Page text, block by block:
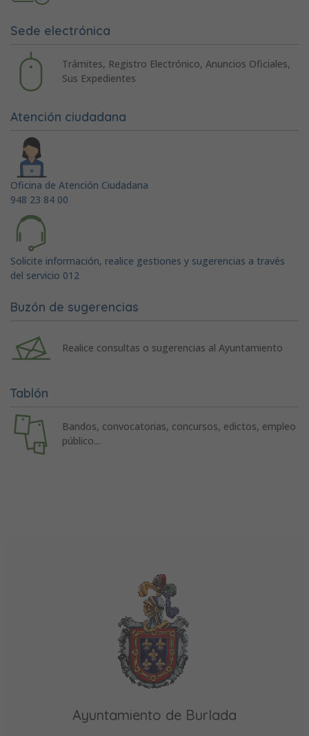
Sede electrónica
Trámites, Registro Electrónico, Anuncios Oficiales,
Sus Expedientes
Atención ciudadana
Oficina de Atención Ciudadana
948 23 84 00
Solicite información, realice gestiones y sugerencias a través
del servicio 012
Buzón de sugerencias
Realice consultas o sugerencias al Ayuntamiento
Tablón
Bandos, convocatorias, concursos, edictos, empleo
público...
Ayuntamiento de Burlada